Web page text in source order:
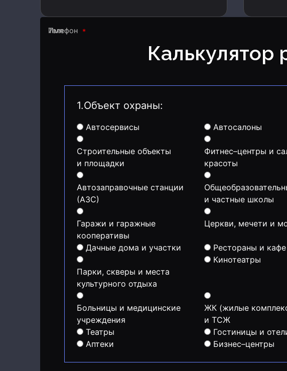
1.Объект охраны:
Автосервисы Автосалоны
Строительные объекты
и площадки
Фитнес–центры и
красоты
Автозаправочные станции
(АЗС)
и частные школы
Гаражи и гаражные
кооперативы
Церкви, мечети и
Дачные дома и участки Рестораны и кафе
Парки, скверы и места
культурного отдыха
Кинотеатры
Больницы и медицинские
учреждения
ЖК (жилые
и ТСЖ
Театры
Гостиницы и
Аптеки
Бизнес–центры
Имя
Телефон